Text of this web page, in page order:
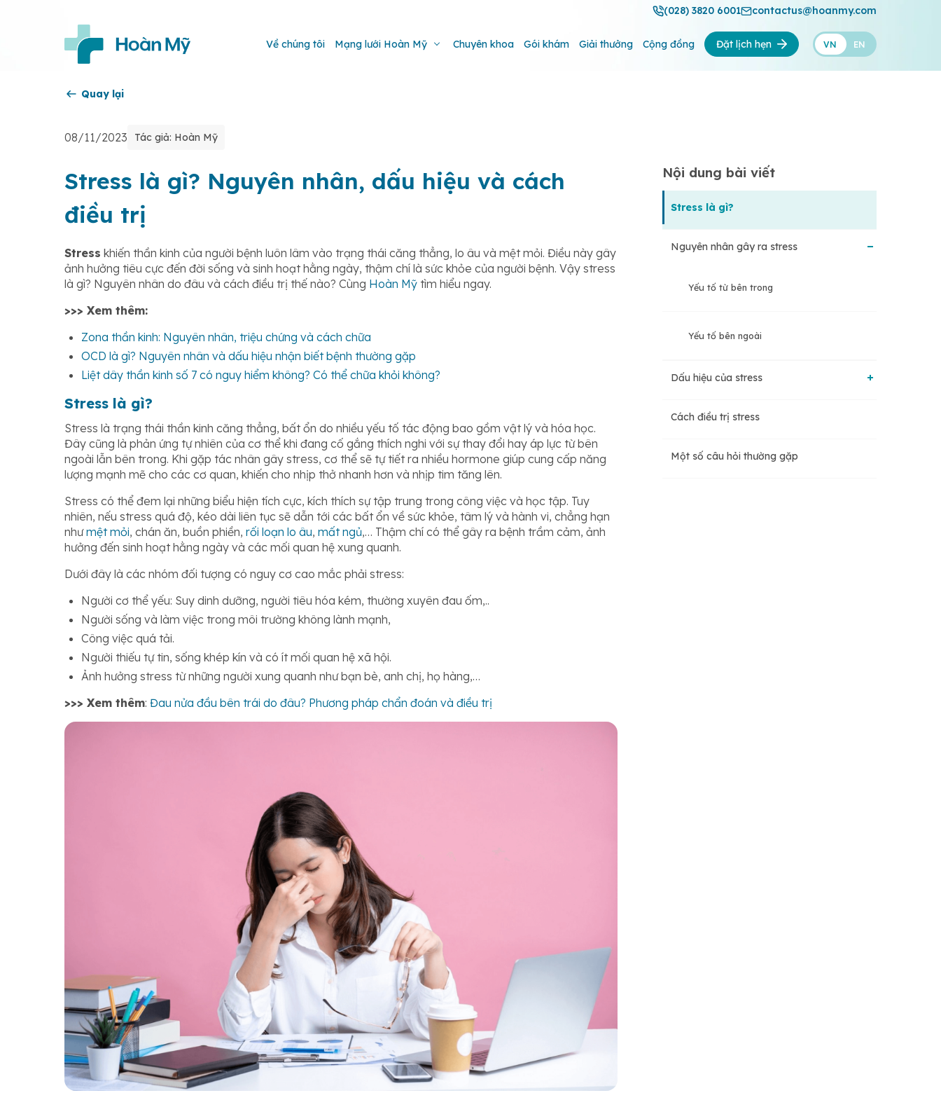
(028) 3820 6001 contactus@hoanmy.com
Về chúng tôi Mạng lưới Hoàn Mỹ Chuyên khoa Gói khám Giải thưởng Cộng đồng Đặt lịch hẹn VN EN
Quay lại
08/11/2023 Tác giả: Hoàn Mỹ
Stress là gì? Nguyên nhân, dấu hiệu và cách
điều trị
Stress khiến thần kinh của người bệnh luôn lâm vào trạng thái căng thẳng, lo âu và mệt mỏi. Điều này gây
ảnh hưởng tiêu cực đến đời sống và sinh hoạt hằng ngày, thậm chí là sức khỏe của người bệnh. Vậy stress
là gì? Nguyên nhân do đâu và cách điều trị thế nào? Cùng Hoàn Mỹ tìm hiểu ngay.
>>> Xem thêm:
Zona thần kinh: Nguyên nhân, triệu chứng và cách chữa
OCD là gì? Nguyên nhân và dấu hiệu nhận biết bệnh thường gặp
Liệt dây thần kinh số 7 có nguy hiểm không? Có thể chữa khỏi không?
Stress là gì?
Stress là trạng thái thần kinh căng thẳng, bất ổn do nhiều yếu tố tác động bao gồm vật lý và hóa học.
Đây cũng là phản ứng tự nhiên của cơ thể khi đang cố gắng thích nghi với sự thay đổi hay áp lực từ bên
ngoài lẫn bên trong. Khi gặp tác nhân gây stress, cơ thể sẽ tự tiết ra nhiều hormone giúp cung cấp năng
lượng mạnh mẽ cho các cơ quan, khiến cho nhịp thở nhanh hơn và nhịp tim tăng lên.
Stress có thể đem lại những biểu hiện tích cực, kích thích sự tập trung trong công việc và học tập. Tuy
nhiên, nếu stress quá độ, kéo dài liên tục sẽ dẫn tới các bất ổn về sức khỏe, tâm lý và hành vi, chẳng hạn
nhưmệt mỏi, chán ăn, buồn phiền, rối loạn lo âu, mất ngủ,… Thậm chí có thể gây ra bệnh trầm cảm, ảnh
hưởng đến sinh hoạt hằng ngày và các mối quan hệ xung quanh.
Dưới đây là các nhóm đối tượng có nguy cơ cao mắc phải stress:
Người cơ thể yếu: Suy dinh dưỡng, người tiêu hóa kém, thường xuyên đau ốm,..
Người sống và làm việc trong môi trường không lành mạnh,
Công việc quá tải.
Người thiếu tự tin, sống khép kín và có ít mối quan hệ xã hội.
Ảnh hưởng stress từ những người xung quanh như bạn bè, anh chị, họ hàng,…
>>> Xem thêm: Đau nửa đầu bên trái do đâu? Phương pháp chẩn đoán và điều trị
Nội dung bài viết
Stress là gì?
Nguyên nhân gây ra stress
Yếu tố từ bên trong
Yếu tố bên ngoài
Dấu hiệu của stress
Biểu hiện thể chất
Cách điều trị stress
Một số câu hỏi thường gặp